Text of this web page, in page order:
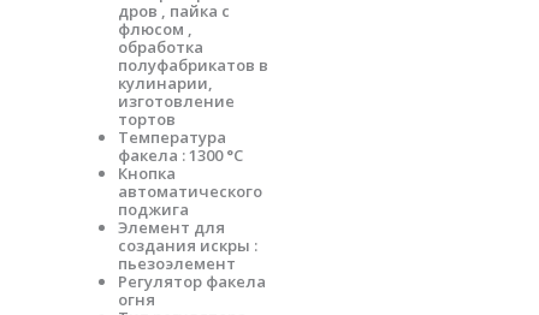
дров , пайка с
флюсом ,
обработка
полуфабрикатов в
кулинарии,
изготовление
тортов
Температура
факела : 1300 °C
Кнопка
автоматического
поджига
Элемент для
создания искры :
пьезоэлемент
Регулятор факела
огня